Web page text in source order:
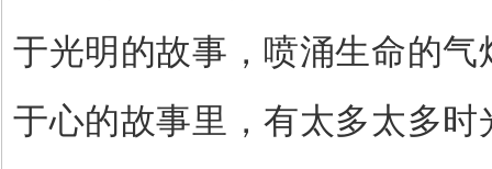
于光明的故事，喷涌生命的
于心的故事里，有太多太多